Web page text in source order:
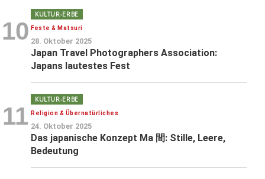
10
KULTUR-ERBE
Feste & Matsuri
28. Oktober 2025
Japan Travel Photographers Association:
Japans lautestes Fest
11
KULTUR-ERBE
Religion & Übernatürliches
24. Oktober 2025
Das japanische Konzept Ma 間: Stille, Leere,
Bedeutung